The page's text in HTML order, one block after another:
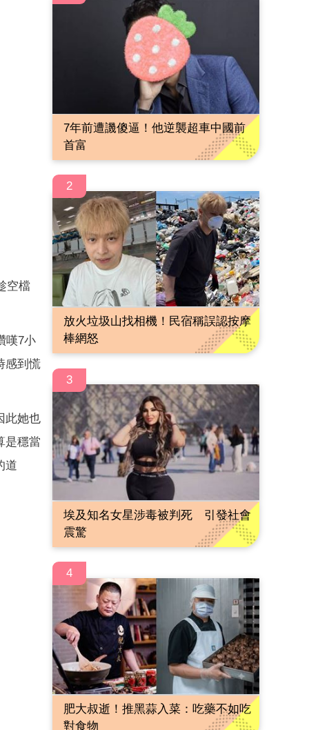
空檔
嘆7小
感到慌
此她也
是穩當
道
7年前遭譏傻逼！他逆襲超車中國前
首富
2
放火垃圾山找相機！民宿稱誤認按摩
棒網怒
3
埃及知名女星涉毒被判死 引發社會
震驚
4
肥大叔逝！推黑蒜入菜：吃藥不如吃
對食物